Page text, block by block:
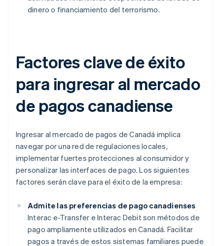
dinero o financiamiento del terrorismo.
Factores clave de éxito
para ingresar al mercado
de pagos canadiense
Ingresar al mercado de pagos de Canadá implica
navegar por una red de regulaciones locales,
implementar fuertes protecciones al consumidor y
personalizar las interfaces de pago. Los siguientes
factores serán clave para el éxito de la empresa:
Admite las preferencias de pago canadienses
Interac e-Transfer e Interac Debit son métodos de
pago ampliamente utilizados en Canadá. Facilitar
pagos a través de estos sistemas familiares puede